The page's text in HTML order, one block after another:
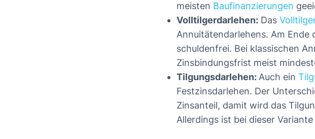
meisten Baufinanzierungen
Volltilgerdarlehen: Das
Annuitätendarlehens. Am
schuldenfrei. Bei klassischen
Zinsbindungsfrist meist
Tilgungsdarlehen: Auch ein
Festzinsdarlehen. Der
Zinsanteil, damit wird das
Allerdings ist bei dieser